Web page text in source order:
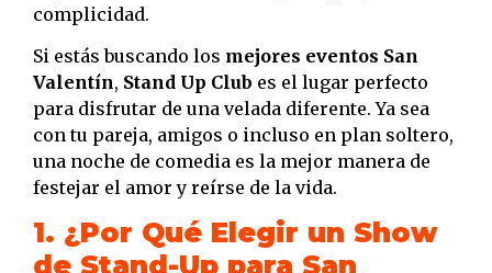
complicidad.
Si estás buscando los mejores eventos San
Valentín, Stand Up Club es el lugar perfecto
para disfrutar de una velada diferente. Ya sea
con tu pareja, amigos o incluso en plan soltero,
una noche de comedia es la mejor manera de
festejar el amor y reírse de la vida.
1. ¿Por Qué Elegir un Show
de Stand-Up para San